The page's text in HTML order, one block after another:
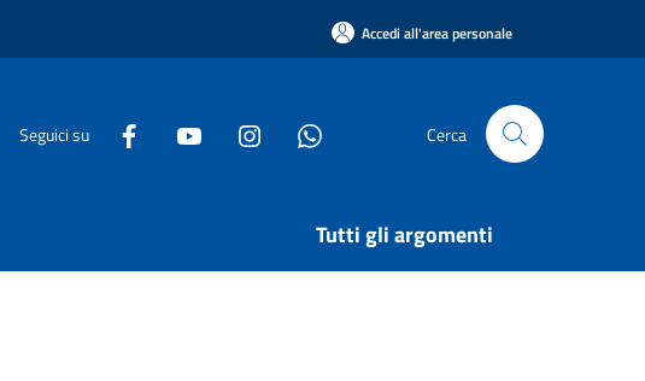
Accedi all'area personale
Seguici su Cerca
Tutti gli argomenti